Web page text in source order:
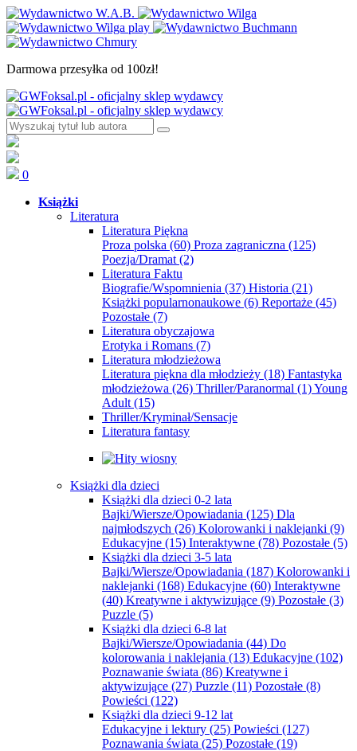
Darmowa przesyłka od 100zł!
0
Książki
Literatura
Literatura Piękna
Proza polska (60) Proza zagraniczna (125)
Poezja/Dramat (2)
Literatura Faktu
Biografie/Wspomnienia (37) Historia (21)
Książki popularnonaukowe (6) Reportaże (45)
Pozostałe (7)
Literatura obyczajowa
Erotyka i Romans (7)
Literatura młodzieżowa
Literatura piękna dla młodzieży (18) Fantastyka
młodzieżowa (26) Thriller/Paranormal (1)Young
Adult (15)
Thriller/Kryminał/Sensacje
Literatura fantasy
Książki dla dzieci
Książki dla dzieci 0-2 lata
Bajki/Wiersze/Opowiadania (125) Dla
najmłodszych (26) Kolorowanki i naklejanki (9)
Edukacyjne (15) Interaktywne (78) Pozostałe (5)
Książki dla dzieci 3-5 lata
Bajki/Wiersze/Opowiadania (187) Kolorowanki i
naklejanki (168) Edukacyjne (60) Interaktywne
(40) Kreatywne i aktywizujące (9) Pozostałe (3)
Puzzle (5)
Książki dla dzieci 6-8 lat
Bajki/Wiersze/Opowiadania (44) Do
kolorowania i naklejania (13) Edukacyjne (102)
Poznawanie świata (86) Kreatywne i
aktywizujące (27) Puzzle (11) Pozostałe (8)
Powieści (122)
Książki dla dzieci 9-12 lat
Edukacyjne i lektury (25) Powieści (127)
Poznawania świata (25) Pozostałe (19)